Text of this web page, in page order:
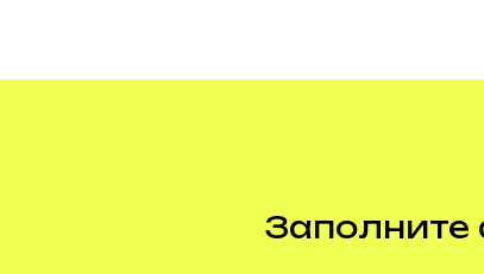
Заполните